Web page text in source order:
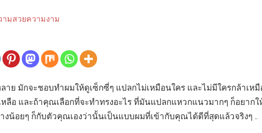
ามสวยความงาม
าย มักจะชอบทำผมให้ดูเซ็กซี่ๆ แปลกไม่เหมือนใคร และไม่มีใครกล้าเห
หลือ และถ้าคุณเลือกที่จะทำทรงอะไร ที่มันแปลกแหวกแนวมากๆ ก็อยาก
งน้อยๆ ก็กับตัวคุณเองว่านั้นเป็นแบบผมที่เข้ากับคุณได้ดีที่สุดแล้วจริงๆ ..